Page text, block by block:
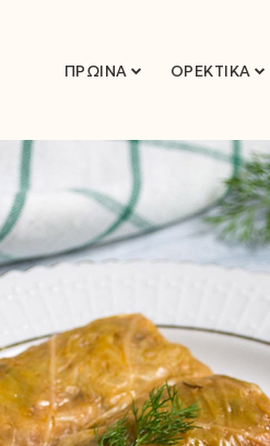
ΠΡΩΙΝΆ ΟΡΕΚΤΙΚΆ